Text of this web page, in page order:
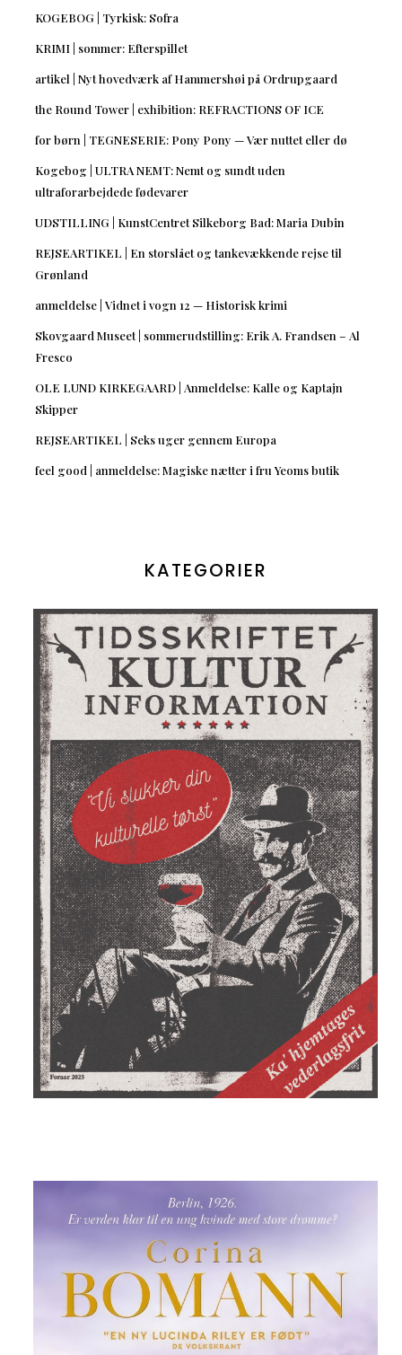
KOGEBOG | Tyrkisk: Sofra
KRIMI | sommer: Efterspillet
artikel | Nyt hovedværk af Hammershøi på Ordrupgaard
the Round Tower | exhibition: REFRACTIONS OF ICE
for børn | TEGNESERIE: Pony Pony — Vær nuttet eller dø
Kogebog | ULTRA NEMT: Nemt og sundt uden
ultraforarbejdede fødevarer
UDSTILLING | KunstCentret Silkeborg Bad: Maria Dubin
REJSEARTIKEL | En storslået og tankevækkende rejse til
Grønland
anmeldelse | Vidnet i vogn 12 — Historisk krimi
Skovgaard Museet | sommerudstilling: Erik A. Frandsen – Al
Fresco
OLE LUND KIRKEGAARD | Anmeldelse: Kalle og Kaptajn
Skipper
REJSEARTIKEL | Seks uger gennem Europa
feel good | anmeldelse: Magiske nætter i fru Yeoms butik
KATEGORIER